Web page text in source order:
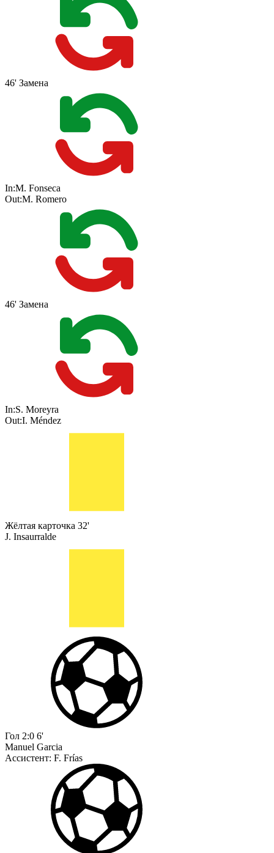
46' Замена
In:M. Fonseca
Out:M. Romero
46' Замена
In:S. Moreyra
Out:I. Méndez
Жёлтая карточка 32'
J. Insaurralde
Гол 2:0 6'
Manuel Garcia
Ассистент: F. Frías